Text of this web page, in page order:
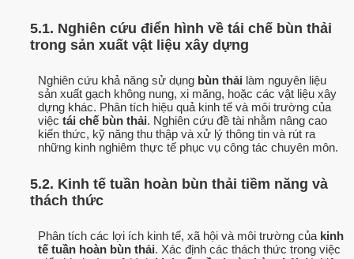
5.1. Nghiên cứu điển hình về tái chế bùn thải
trong sản xuất vật liệu xây dựng
Nghiên cứu khả năng sử dụng bùn thải làm nguyên liệu
sản xuất gạch không nung, xi măng, hoặc các vật liệu xây
dựng khác. Phân tích hiệu quả kinh tế và môi trường của
việc tái chế bùn thải. Nghiên cứu đề tài nhằm nâng cao
kiến thức, kỹ năng thu thập và xử lý thông tin và rút ra
những kinh nghiêm thực tế phục vụ công tác chuyên môn.
5.2. Kinh tế tuần hoàn bùn thải tiềm năng và
thách thức
Phân tích các lợi ích kinh tế, xã hội và môi trường của kinh
tế tuần hoàn bùn thải. Xác định các thách thức trong việc